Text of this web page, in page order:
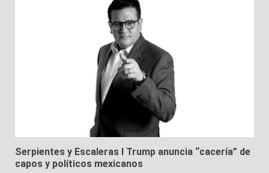
Serpientes y Escaleras I Trump anuncia “cacería” de
capos y políticos mexicanos